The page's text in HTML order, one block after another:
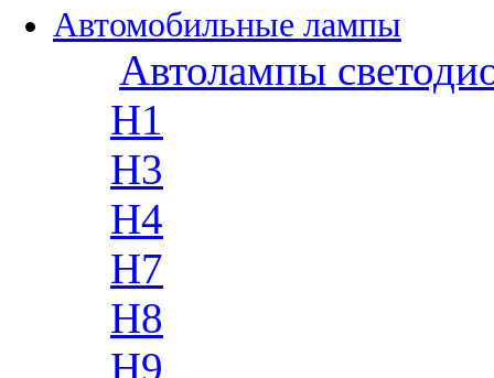
Автомобильные лампы
Автолампы
H1
H3
H4
H7
H8
H9